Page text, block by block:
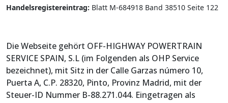
Handelsregistereintrag: Blatt M-684918 Band 38510 Seite 122
Die Webseite gehört OFF-HIGHWAY POWERTRAIN
SERVICE SPAIN, S.L (im Folgenden als OHP Service
bezeichnet), mit Sitz in der Calle Garzas número 10,
Puerta A, C.P. 28320, Pinto, Provinz Madrid, mit der
Steuer-ID Nummer B-88.271.044. Eingetragen als